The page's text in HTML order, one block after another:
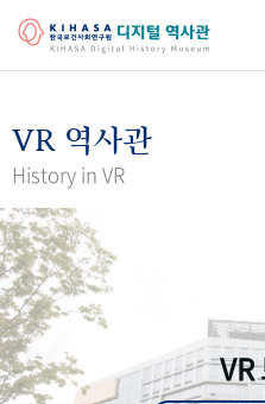
걸어온 길 기관 변천사
연구 역사
정책과 연구
간행물 변천사
기록물 아카이브
VR 역사관
History in VR
VR